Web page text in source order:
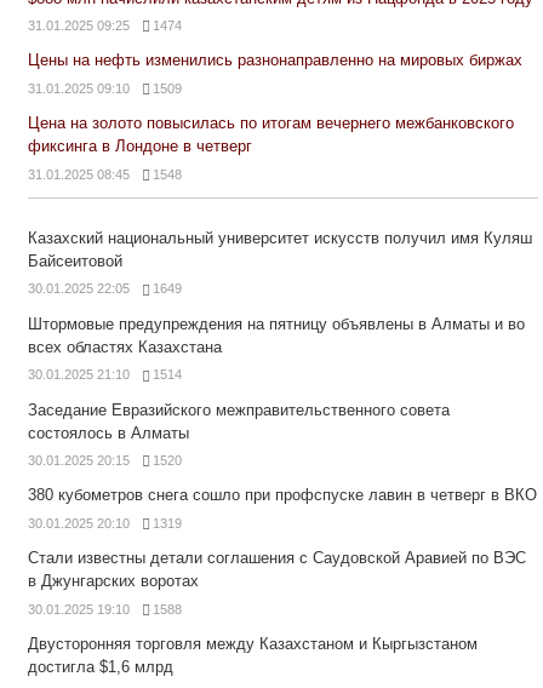
31.01.2025 09:25 1474
Цены на нефть изменились разнонаправленно на мировых биржах
31.01.2025 09:10 1509
Цена на золото повысилась по итогам вечернего межбанковского
фиксинга в Лондоне в четверг
31.01.2025 08:45 1548
Казахский национальный университет искусств получил имя Куляш
Байсеитовой
30.01.2025 22:05 1649
Штормовые предупреждения на пятницу объявлены в Алматы и во
всех областях Казахстана
30.01.2025 21:10 1514
Заседание Евразийского межправительственного совета
состоялось в Алматы
30.01.2025 20:15 1520
380 кубометров снега сошло при профспуске лавин в четверг в ВКО
30.01.2025 20:10 1319
Стали известны детали соглашения с Саудовской Аравией по ВЭС
в Джунгарских воротах
30.01.2025 19:10 1588
Двусторонняя торговля между Казахстаном и Кыргызстаном
достигла $1,6 млрд